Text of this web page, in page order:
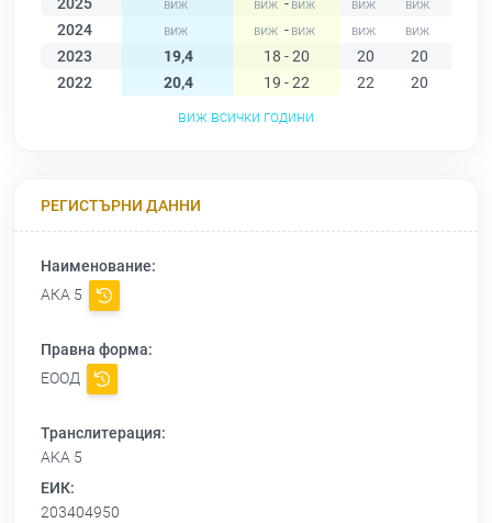
2025
-
2024
-
2023
19,4 18 - 20 20 20
2022
20,4 19 - 22 22 20
виж всички години
РЕГИСТЪРНИ ДАННИ
Наименование:
АКА 5
Правна форма:
ЕООД
Транслитерация:
AKA 5
ЕИК:
203404950